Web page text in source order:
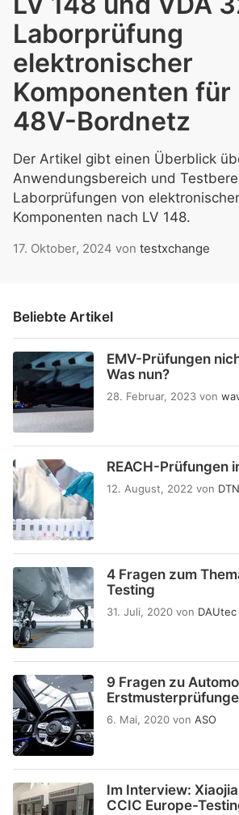
Laborprüfung
elektronischer
Komponenten für
48V-Bordnetz
Der Artikel gibt einen Überblick
Anwendungsbereich und
Laborprüfungen von
Komponenten nach LV 148.
17. Oktober, 2024 von testxchange
Beliebte Artikel
EMV-Prüfungen
Was nun?
28. Februar, 2023 von
REACH-Prüfungen
12. August, 2022 von
4 Fragen zum
Testing
31. Juli, 2020 von DAUtec
9 Fragen zu
6. Mai, 2020 von ASO
Im Interview:
CCIC Europe-